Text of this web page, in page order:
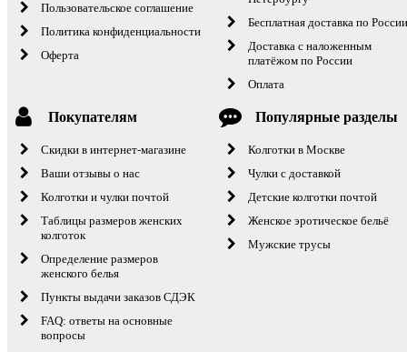
Пользовательское соглашение
Политика конфиденциальности
Оферта
Бесплатная доставка по
Доставка с наложенным
платёжом по России
Оплата
Покупателям
Скидки в интернет-магазине
Ваши отзывы о нас
Колготки и чулки почтой
Таблицы размеров женских
колготок
Определение размеров
женского белья
Пункты выдачи заказов СДЭК
FAQ: ответы на основные
вопросы
Популярные разделы
Колготки в Москве
Чулки с доставкой
Детские колготки почтой
Женское эротическое бельё
Мужские трусы